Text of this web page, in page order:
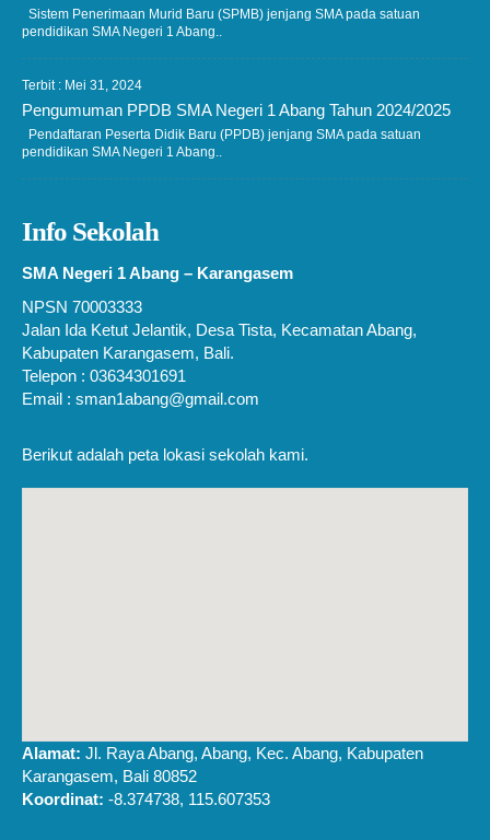
Sistem Penerimaan Murid Baru (SPMB) jenjang SMA pada satuan
pendidikan SMA Negeri 1 Abang..
Terbit : Mei 31, 2024
Pengumuman PPDB SMA Negeri 1 Abang Tahun 2024/2025
Pendaftaran Peserta Didik Baru (PPDB) jenjang SMA pada satuan
pendidikan SMA Negeri 1 Abang..
Info Sekolah
SMA Negeri 1 Abang – Karangasem
NPSN 70003333
Jalan Ida Ketut Jelantik, Desa Tista, Kecamatan Abang,
Kabupaten Karangasem, Bali.
Telepon : 03634301691
Email : sman1abang@gmail.com
Berikut adalah peta lokasi sekolah kami.
Alamat: Jl. Raya Abang, Abang, Kec. Abang, Kabupaten
Karangasem, Bali 80852
Koordinat: -8.374738, 115.607353